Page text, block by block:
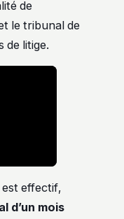
de
le tribunal de
de litige.
effectif,
d’un mois